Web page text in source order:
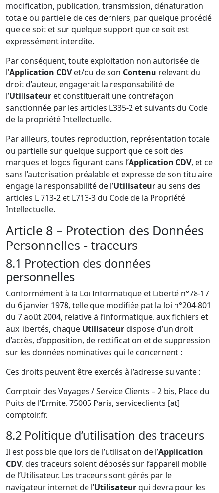
modification, publication, transmission, dénaturation
totale ou partielle de ces derniers, par quelque procédé
que ce soit et sur quelque support que ce soit est
expressément interdite.
Par conséquent, toute exploitation non autorisée de
l’Application CDVet/ou de son Contenu relevant du
droit d’auteur, engagerait la responsabilité de
l’Utilisateur et constituerait une contrefaçon
sanctionnée par les articles L335-2 et suivants du Code
de la propriété Intellectuelle.
Par ailleurs, toutes reproduction, représentation totale
ou partielle sur quelque support que ce soit des
marques et logos figurant dans l’Application CDV, et ce
sans l’autorisation préalable et expresse de son titulaire
engage la responsabilité de l’Utilisateurau sens des
articles L 713-2 et L713-3 du Code de la Propriété
Intellectuelle.
Article 8 – Protection des Données
Personnelles - traceurs
8.1 Protection des données
personnelles
Conformément à la Loi Informatique et Liberté n°78-17
du 6 janvier 1978, telle que modifiée pat la loi n°204-801
du 7 août 2004, relative à l’informatique, aux fichiers et
aux libertés, chaque Utilisateurdispose d’un droit
d’accès, d’opposition, de rectification et de suppression
sur les données nominatives qui le concernent :
Ces droits peuvent être exercés à l’adresse suivante :
Comptoir des Voyages / Service Clients – 2 bis, Place du
Puits de l’Ermite, 75005 Paris, serviceclients [at]
comptoir.fr.
8.2 Politique d’utilisation des traceurs
Il est possible que lors de l’utilisation de l’Application
CDV, des traceurs soient déposés sur l’appareil mobile
de l’Utilisateur. Les traceurs sont gérés par le
navigateur internet de l’Utilisateurqui devra pour les